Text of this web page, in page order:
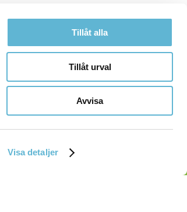
Visa detaljer
Tillåt alla
Tillåt urval
Avvisa